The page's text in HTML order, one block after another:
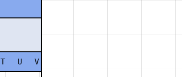
T U V